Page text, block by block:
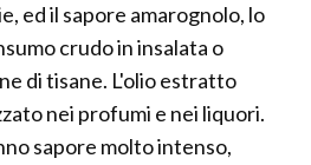
ed il sapore amarognolo, lo
crudo in insalata o
di tisane. L'olio estratto
nei profumi e nei liquori.
sapore molto intenso,